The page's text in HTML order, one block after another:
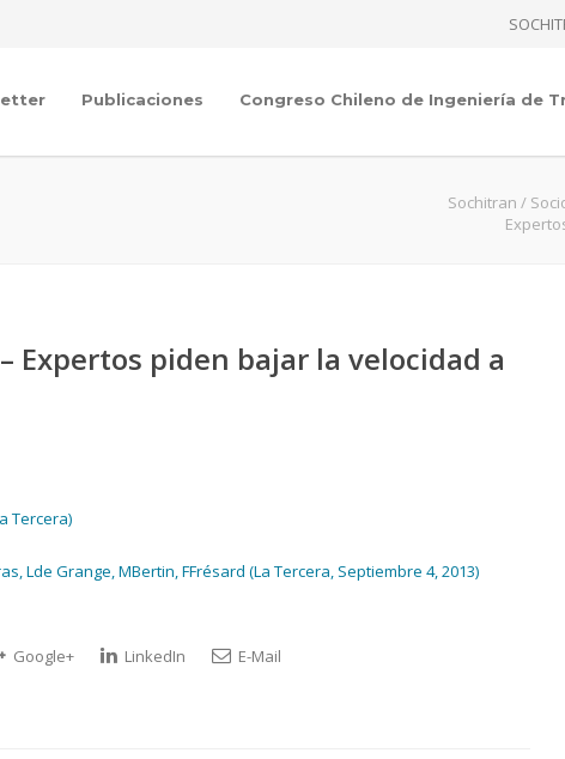
Publicaciones Congreso Chileno de Ingeniería de
Sochitran /
Expertos piden bajar la velocidad a
Tercera)
Lde Grange, MBertin, FFrésard (La Tercera, Septiembre 4, 2013)
Google+ LinkedIn E-Mail